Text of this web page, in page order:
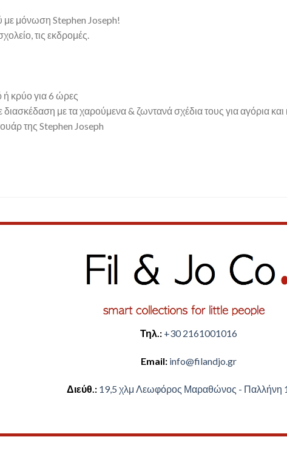
με μόνωση Stephen Joseph!
τις εκδρομές.
ή κρύο για 6 ώρες
με τα χαρούμενα & ζωντανά σχέδια τους για αγόρια και
της Stephen Joseph
Τηλ.: +30 2161001016
Email: ​info@filandjo.gr
Διεύθ.: ​​19,5 χλμ Λεωφόρος Μαραθώνος - ​​Παλλήνη